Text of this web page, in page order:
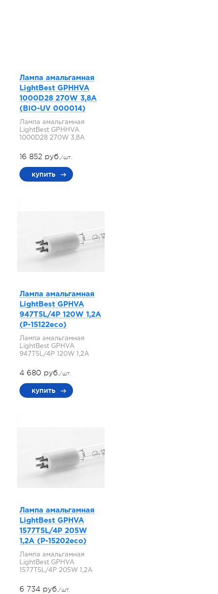
Лампа амальгамная
LightBest GPHHVA
1000D28 270W 3,8A
(BIO-UV 000014)
Лампа амальгамная
LightBest GPHHVA
1000D28 270W 3,8A
16 852 руб./шт.
купить
Лампа амальгамная
LightBest GPHVA
947T5L/4P 120W 1,2A
(P-15122eco)
Лампа амальгамная
LightBest GPHVA
947T5L/4P 120W 1,2A
4 680 руб./шт.
купить
Лампа амальгамная
LightBest GPHVA
1577T5L/4P 205W
1,2A (P-15202eco)
Лампа амальгамная
LightBest GPHVA
1577T5L/4P 205W 1,2A
6 734 руб./шт.